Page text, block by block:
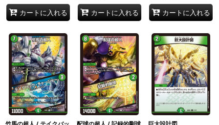
カートに入れる カートに入れる カートに入れる